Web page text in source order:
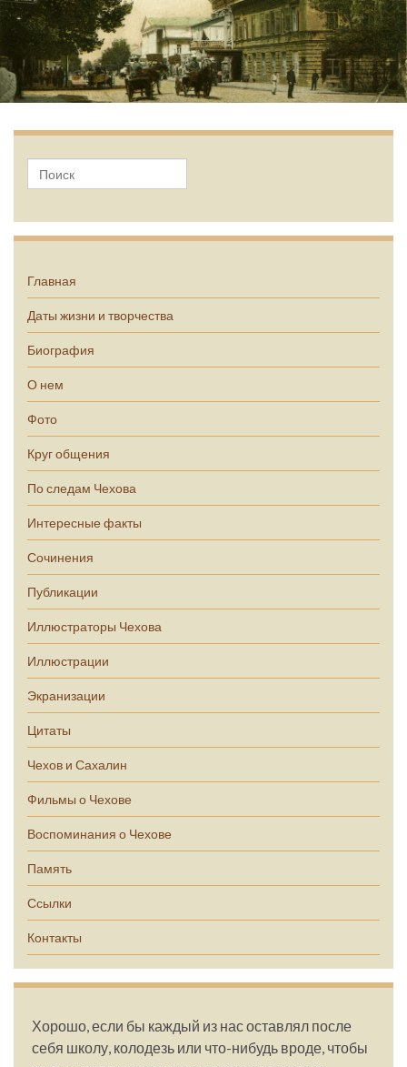
Главная
Даты жизни и творчества
Биография
О нем
Фото
Круг общения
По следам Чехова
Интересные факты
Сочинения
Публикации
Иллюстраторы Чехова
Иллюстрации
Экранизации
Цитаты
Чехов и Сахалин
Фильмы о Чехове
Воспоминания о Чехове
Память
Ссылки
Контакты
Хорошо, если бы каждый из нас оставлял после
себя школу, колодезь или что-нибудь вроде, чтобы